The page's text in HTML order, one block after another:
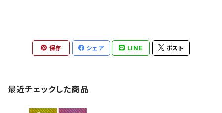
保存 シェア LINE ポスト
最近チェックした商品